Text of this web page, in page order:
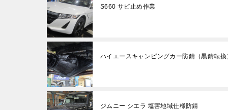
S660 サビ止め作業
ハイエースキャンピングカー防錆（黒錆転換
ジムニー シエラ 塩害地域仕様防錆